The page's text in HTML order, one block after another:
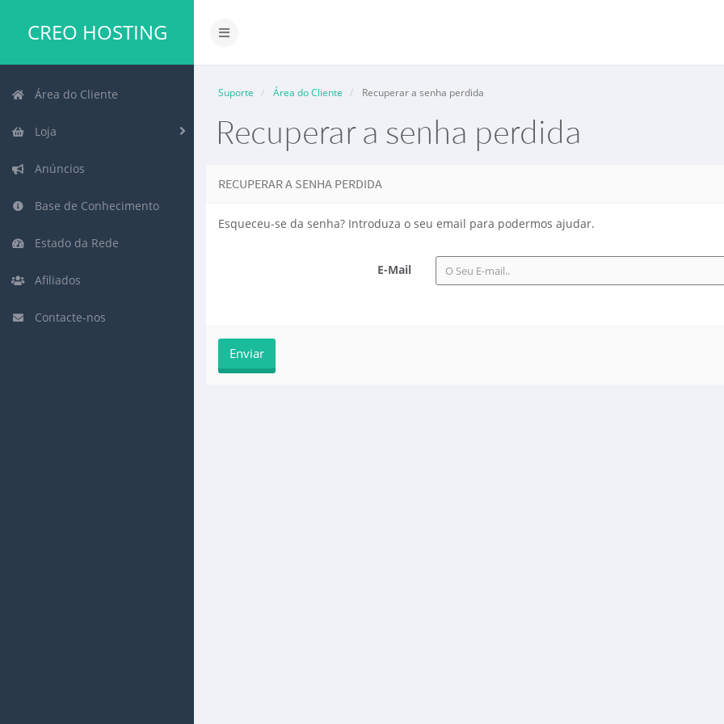
CREO HOSTING
Área do Cliente
Loja
Anúncios
Base de Conhecimento
Estado da Rede
Afiliados
Contacte-nos
Suporte Área do Cliente Recuperar a senha perdida
Recuperar a senha perdida
RECUPERAR A SENHA PERDIDA
Esqueceu-se da senha? Introduza o seu email para podermos ajudar.
E-Mail